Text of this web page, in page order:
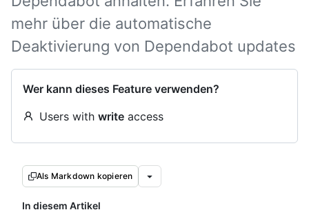
mehr über die automatische
Deaktivierung von Dependabot updates
Wer kann dieses Feature verwenden?
Users with write access
Als Markdown kopieren
In diesem Artikel